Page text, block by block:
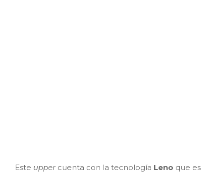
Este upper cuenta con la tecnología Leno que es